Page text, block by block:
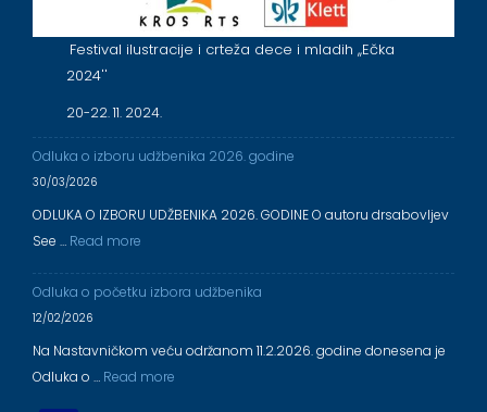
Festival ilustracije i crteža dece i mladih ,,Ečka
2024''
20-22. 11. 2024.
Odluka o izboru udžbenika 2026. godine
30/03/2026
ODLUKA O IZBORU UDŽBENIKA 2026. GODINE O autoru drsabovljev
See … Read more
Odluka o početku izbora udžbenika
12/02/2026
Na Nastavničkom veću održanom 11.2.2026. godine donesena je
Odluka o … Read more